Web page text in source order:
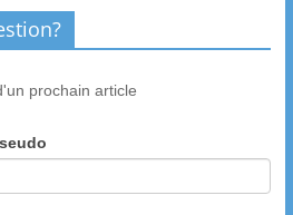
prochain article